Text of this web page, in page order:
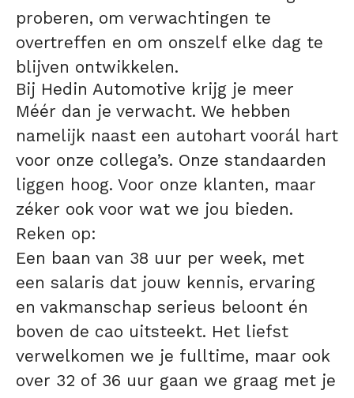
proberen, om verwachtingen te
overtreffen en om onszelf elke dag te
blijven ontwikkelen.
Bij Hedin Automotive krijg je meer
Méér dan je verwacht. We hebben
namelijk naast een autohart voorál hart
voor onze collega’s. Onze standaarden
liggen hoog. Voor onze klanten, maar
zéker ook voor wat we jou bieden.
Reken op:
Een baan van 38 uur per week, met
een salaris dat jouw kennis, ervaring
en vakmanschap serieus beloont én
boven de cao uitsteekt. Het liefst
verwelkomen we je fulltime, maar ook
over 32 of 36 uur gaan we graag met je